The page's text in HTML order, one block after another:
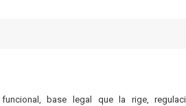
funcional, base legal que la rige,